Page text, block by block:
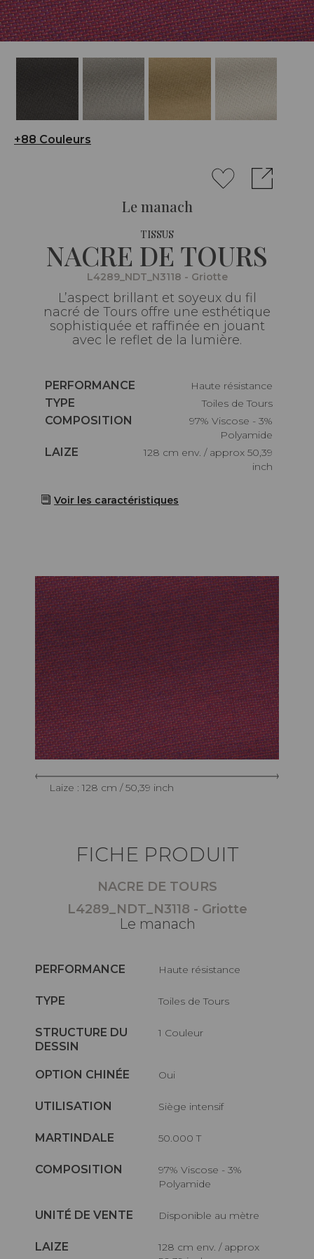
+88 Couleurs
Le manach
TISSUS
NACRE DE TOURS
L4289_NDT_N3118 - Griotte
L’aspect brillant et soyeux du fil
nacré de Tours offre une esthétique
sophistiquée et raffinée en jouant
avec le reflet de la lumière.
Caractéristiques
PERFORMANCE
haute résistance
Caractéristiques
TYPE
Toiles de Tours
Caractéristiques
COMPOSITION
97% Viscose - 3%
Polyamide
Caractéristiques
LAIZE
128 cm env. / approx 50,39
inch
Voir les caractéristiques
Laize : 128 cm / 50,39 inch
FICHE PRODUIT
NACRE DE TOURS
L4289_NDT_N3118 - Griotte
Le manach
PERFORMANCE haute résistance
TYPE Toiles de Tours
STRUCTURE DU
DESSIN
1 Couleur
OPTION CHINÉE Oui
UTILISATION Siège intensif
MARTINDALE 50.000 T
COMPOSITION
97% Viscose - 3%
Polyamide
UNITÉ DE VENTE Disponible au mètre
LAIZE
128 cm env. / approx